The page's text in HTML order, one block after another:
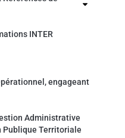
INTER
engageant
Administrative
Publique Territoriale